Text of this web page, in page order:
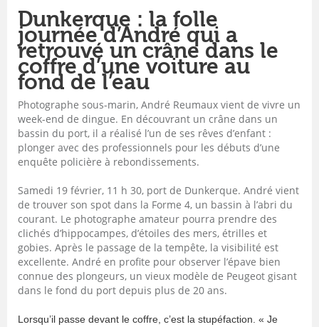
Dunkerque : la folle
journée d’André qui a
retrouvé un crâne dans le
coffre d’une voiture au
fond de l’eau
Photographe sous-marin, André Reumaux vient de vivre un
week-end de dingue. En découvrant un crâne dans un
bassin du port, il a réalisé l’un de ses rêves d’enfant :
plonger avec des professionnels pour les débuts d’une
enquête policière à rebondissements.
Samedi 19 février, 11 h 30, port de Dunkerque. André vient
de trouver son spot dans la Forme 4, un bassin à l’abri du
courant. Le photographe amateur pourra prendre des
clichés d’hippocampes, d’étoiles des mers, étrilles et
gobies. Après le passage de la tempête, la visibilité est
excellente. André en profite pour observer l’épave bien
connue des plongeurs, un vieux modèle de Peugeot gisant
dans le fond du port depuis plus de 20 ans.
Lorsqu’il passe devant le coffre, c’est la stupéfaction. « Je